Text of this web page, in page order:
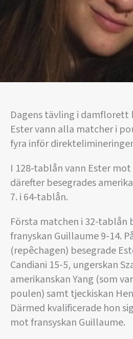
Dagens tävling i damflorett
Ester vann alla matcher i
fyra inför
I 128-tablån vann Ester
därefter besegrades
7. i 64-tablån.
Första matchen i 32-
franyskan Guillaume 9-14.
(repêchagen) besegrade
Candiani 15-5, ungerskan
amerikanskan Yang (som
poulen) samt tjeckiskan
Därmed kvalificerade hon
mot fransyskan Guillaume.